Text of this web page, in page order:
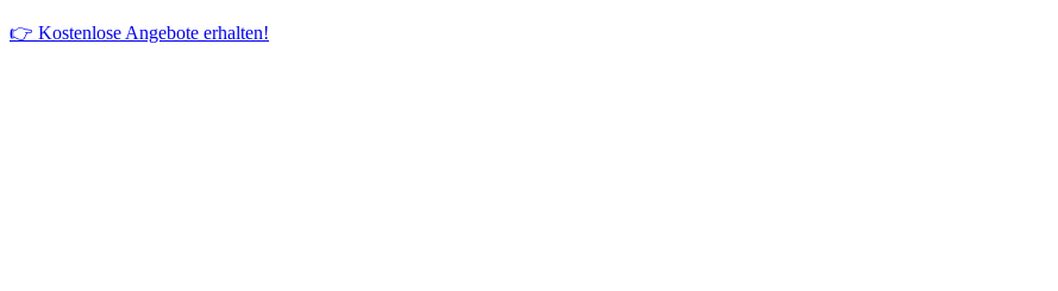
👉 Kostenlose Angebote erhalten!